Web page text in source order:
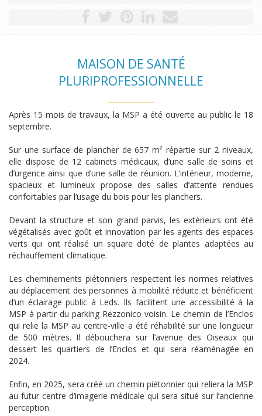
MAISON DE SANTÉ
PLURIPROFESSIONNELLE
Après 15 mois de travaux, la MSP a été ouverte au public le 18
septembre.
Sur une surface de plancher de 657 m² répartie sur 2 niveaux,
elle dispose de 12 cabinets médicaux, d’une salle de soins et
d’urgence ainsi que d’une salle de réunion. L’intérieur, moderne,
spacieux et lumineux propose des salles d’attente rendues
confortables par l’usage du bois pour les planchers.
Devant la structure et son grand parvis, les extérieurs ont été
végétalisés avec goût et innovation par les agents des espaces
verts qui ont réalisé un square doté de plantes adaptées au
réchauffement climatique.
Les cheminements piétonniers respectent les normes relatives
au déplacement des personnes à mobilité réduite et bénéficient
d’un éclairage public à Leds. Ils facilitent une accessibilité à la
MSP à partir du parking Rezzonico voisin. Le chemin de l’Enclos
qui relie la MSP au centre-ville a été réhabilité sur une longueur
de 500 mètres. Il débouchera sur l’avenue des Oiseaux qui
dessert les quartiers de l’Enclos et qui sera réaménagée en
2024.
Enfin, en 2025, sera créé un chemin piétonnier qui reliera la MSP
au futur centre d’imagerie médicale qui sera situé sur l’ancienne
perception.